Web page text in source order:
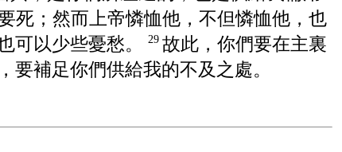
死；然而上帝憐恤他，不但憐恤他，也
可以少些憂愁。 29 故此，你們要在主裏
要補足你們供給我的不及之處。